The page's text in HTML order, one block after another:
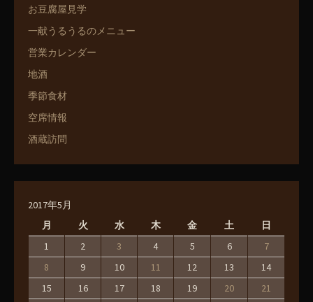
お豆腐屋見学
一献うるうるのメニュー
営業カレンダー
地酒
季節食材
空席情報
酒蔵訪問
2017年5月
月
火 水 木 金 土 日
1 2 3 4 5 6
7
8
9 10 11 12 13
14
15
16 17 18 19 20
21